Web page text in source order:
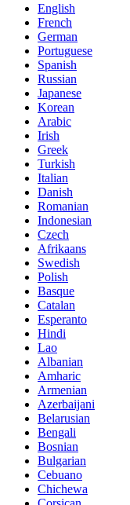
English
French
German
Portuguese
Spanish
Russian
Japanese
Korean
Arabic
Irish
Greek
Turkish
Italian
Danish
Romanian
Indonesian
Czech
Afrikaans
Swedish
Polish
Basque
Catalan
Esperanto
Hindi
Lao
Albanian
Amharic
Armenian
Azerbaijani
Belarusian
Bengali
Bosnian
Bulgarian
Cebuano
Chichewa